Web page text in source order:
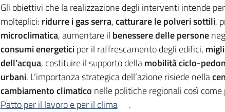
Gli obiettivi che la realizzazione degli interventi intende
molteplici: ridurre i gas serra,catturare le polveri sottili,
microclimatica, aumentare il benessere delle persone
consumi energeticiper il raffrescamento degli edifici,
dell’acqua, costituire il supporto dellamobilità ciclo-
urbani. L’importanza strategica dell’azione risiede nella
cambiamento climatico nelle politiche regionali così
Patto per il lavoro e per il clima
.